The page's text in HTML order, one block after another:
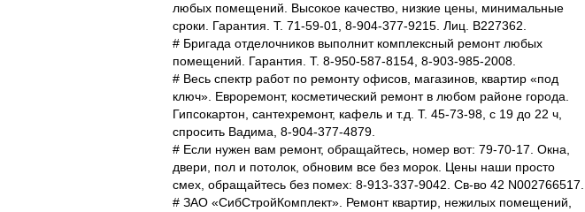
любых помещений. Высокое качество, низкие цены, минимальные
сроки. Гарантия. Т. 71-59-01, 8-904-377-9215. Лиц. В227362.
# Бригада отделочников выполнит комплексный ремонт любых
помещений. Гарантия. Т. 8-950-587-8154, 8-903-985-2008.
# Весь спектр работ по ремонту офисов, магазинов, квартир «под
ключ». Евроремонт, косметический ремонт в любом районе города.
Гипсокартон, сантехремонт, кафель и т.д. Т. 45-73-98, c 19 до 22 ч,
спросить Вадима, 8-904-377-4879.
# Если нужен вам ремонт, обращайтесь, номер вот: 79-70-17. Окна,
двери, пол и потолок, обновим все без морок. Цены наши просто
смех, обращайтесь без помех: 8-913-337-9042. Св-во 42 N002766517.
# ЗАО «СибСтройКомплект». Ремонт квартир, нежилых помещений,